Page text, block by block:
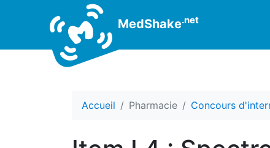
MedShake.net
Accueil Pharmacie Concours